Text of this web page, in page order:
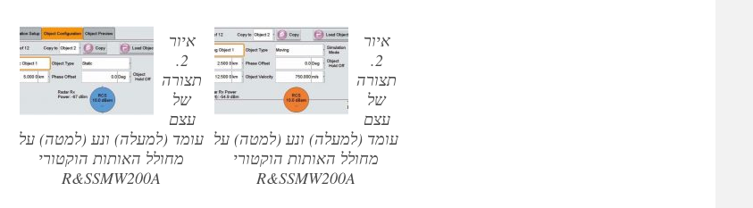
איור
2.
תצורה
של
עצם
עומד (למעלה) ונע (למטה) על
מחולל האותות הוקטורי
R&SSMW200A
איור
2.
תצורה
של
עצם
עומד (למעלה) ונע (למטה) על
מחולל האותות הוקטורי
R&SSMW200A